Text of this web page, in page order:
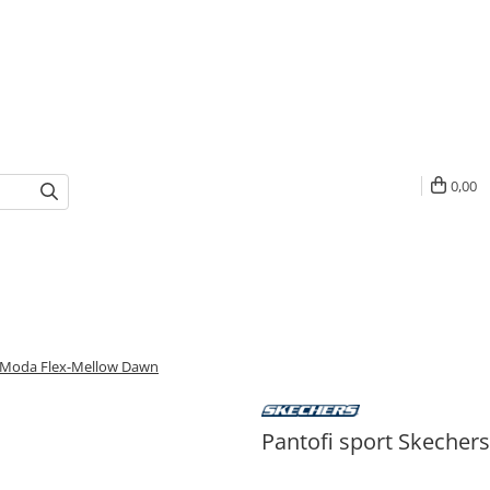
0,00
Flex-Mellow Dawn
Pantofi sport